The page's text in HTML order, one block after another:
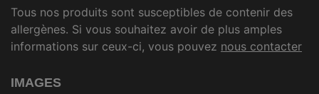
Tous nos produits sont susceptibles de contenir des
allergènes. Si vous souhaitez avoir de plus amples
informations sur ceux-ci, vous pouvez nous contacter
IMAGES